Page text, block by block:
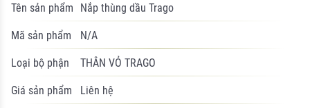
Tên sản phẩm Nắp thùng dầu Trago
Mã sản phẩm N/A
Loại bộ phận THÂN VỎ TRAGO
Giá sản phẩm Liên hệ